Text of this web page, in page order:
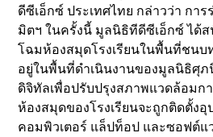
ดีซีเอ็กซ์ ประเทศไทย กล่าวว่า กา
มิตฯ ในครั้งนี้ มูลนิธิทีดีซีเอ็กซ์ ได้
โฉมห้องสมุดโรงเรียนในพื้นที่ชนบ
อยู่ในพื้นที่ดำเนินงานของมูลนิธิศุภ
ดิจิทัลเพื่อปรับปรุงสภาพแวดล้อมก
ห้องสมุดของโรงเรียนจะถูกติดตั้ง
คอมพิวเตอร์ แล็ปท็อป และซอฟต์แ